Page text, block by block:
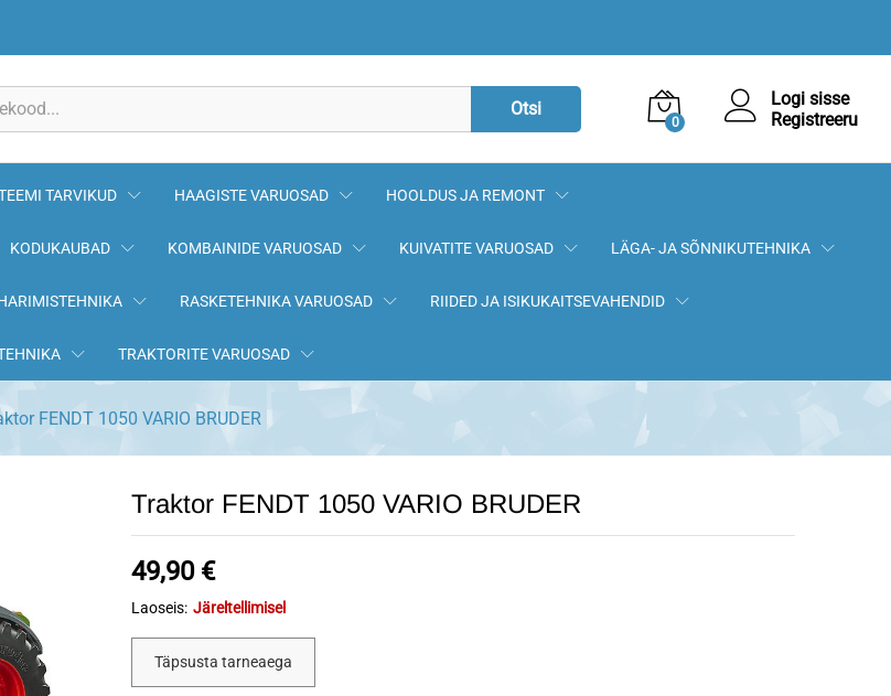
Otsi
0
Logi sisse
Registreeru
TARVIKUD HAAGISTE VARUOSAD HOOLDUS JA REMONT
KODUKAUBAD KOMBAINIDE VARUOSAD KUIVATITE VARUOSAD LÄGA- JA SÕNNIKUTEHNIKA
RASKETEHNIKA VARUOSAD RIIDED JA ISIKUKAITSEVAHENDID
TRAKTORITE VARUOSAD
FENDT 1050 VARIO BRUDER
Traktor FENDT 1050 VARIO BRUDER
49,90 €
Laoseis: Järeltellimisel
Täpsusta tarneaega